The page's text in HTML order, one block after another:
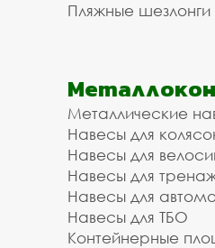
Пляжные шезлонги
Металлические
Навесы для
Навесы для
Навесы для
Навесы для
Навесы для ТБО
Контейнерные